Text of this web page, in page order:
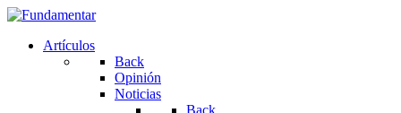
Artículos
Back
Opinión
Noticias
Back